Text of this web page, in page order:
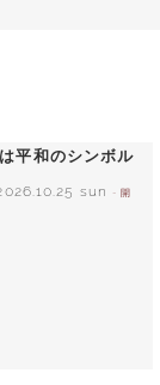
平和のシンボル
sun
- 開